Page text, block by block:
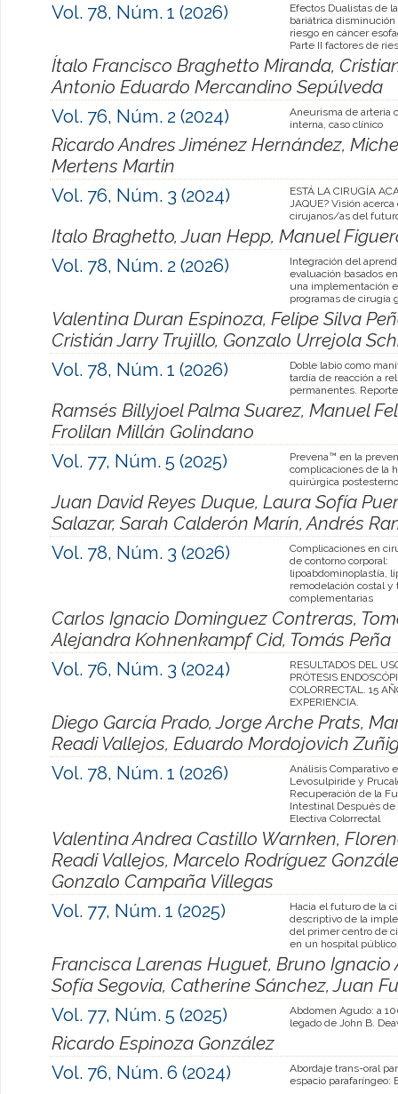
Vol. 78, Núm. 1 (2026)
Efectos Dualistas de
bariátrica
riesgo en cáncer
Parte II factores de
Ítalo Francisco Braghetto Miranda,
Antonio Eduardo Mercandino Sepúlveda
Vol. 76, Núm. 2 (2024)
Aneurisma de arteria
interna, caso clínico
Ricardo Andres Jiménez Hernández,
Mertens Martin
Vol. 76, Núm. 3 (2024)
ESTÁ LA CIRUGÍA
JAQUE? Visión acerca
cirujanos/as del
Italo Braghetto, Juan Hepp, Manuel
Vol. 78, Núm. 2 (2026)
Integración del
evaluación basados
una implementación
programas de cirugía
Valentina Duran Espinoza, Felipe Silva
Cristián Jarry Trujillo, Gonzalo Urrejola
Vol. 78, Núm. 1 (2026)
Doble labio como
tardía de reacción a
permanentes.
Ramsés Billyjoel Palma Suarez, Manuel
Frolilan Millán Golindano
Vol. 77, Núm. 5 (2025)
Prevena™ en la
complicaciones de la
quirúrgica
Juan David Reyes Duque, Laura Sofía
Salazar, Sarah Calderón Marín, Andrés
Vol. 78, Núm. 3 (2026)
Complicaciones en
de contorno corporal:
lipoabdominoplastía,
remodelación costal y
complementarias
Carlos Ignacio Dominguez Contreras,
Alejandra Kohnenkampf Cid, Tomás Peña
Vol. 76, Núm. 3 (2024)
RESULTADOS DEL
PRÓTESIS
COLORRECTAL. 15
EXPERIENCIA.
Diego García Prado, Jorge Arche Prats,
Readi Vallejos, Eduardo Mordojovich
Vol. 78, Núm. 1 (2026)
Análisis Comparativo
Levosulpiride y
Recuperación de la
Intestinal Después de
Electiva Colorrectal
Valentina Andrea Castillo Warnken,
Readi Vallejos, Marcelo Rodríguez
Gonzalo Campaña Villegas
Vol. 77, Núm. 1 (2025)
Hacia el futuro de la
descriptivo de la
del primer centro de
en un hospital público
Francisca Larenas Huguet, Bruno Ignacio
Sofía Segovia, Catherine Sánchez, Juan
Vol. 77, Núm. 5 (2025)
Abdomen Agudo: a
legado de John B.
Ricardo Espinoza González
Vol. 76, Núm. 6 (2024)
Abordaje trans-oral
espacio parafaríngeo: